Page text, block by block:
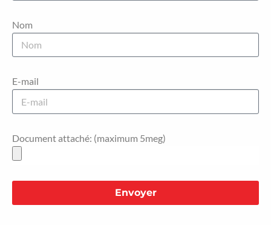
Nom
E-mail
Document attaché: (maximum 5meg)
Envoyer